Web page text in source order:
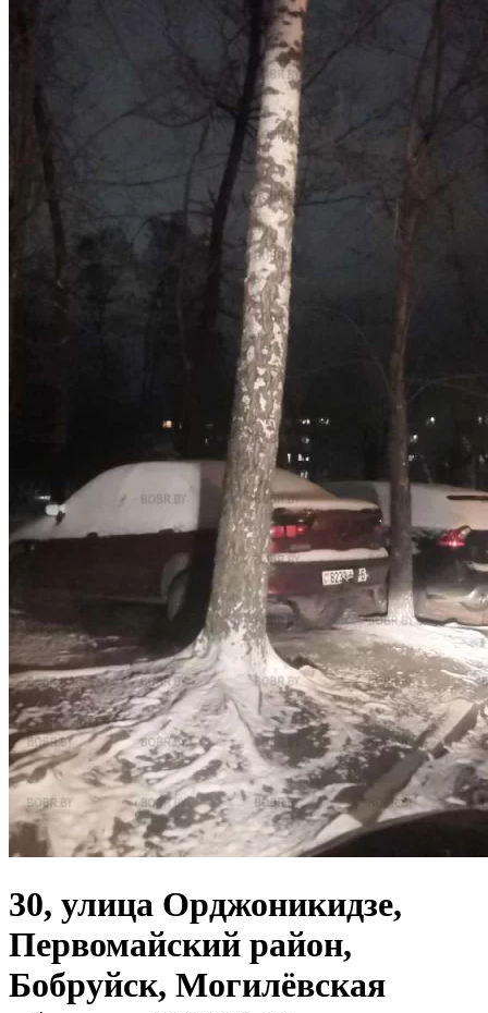
30, улица Орджоникидзе,
Первомайский район,
Бобруйск, Могилёвская